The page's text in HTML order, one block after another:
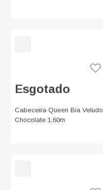
Esgotado
Cabeceira Queen Bia Veludo
Chocolate 1,60m